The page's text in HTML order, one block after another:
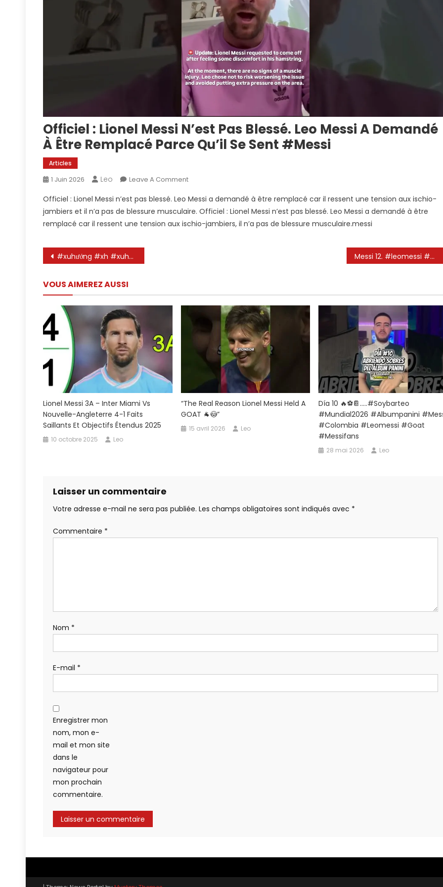
Officiel : Lionel Messi N’est Pas Blessé. Leo Messi A Demandé
À Être Remplacé Parce Qu’il Se Sent #messi
Articles
1 Juin 2026 Leo Leave A CommentOn
:
Lionel
Messi
A
Demandé
Parce
#messi
Officiel : Lionel Messi n’est pas blessé. Leo Messi a demandé à être remplacé car il ressent une tension aux ischio-
jambiers et il n’a pas de blessure musculaire. Officiel : Lionel Messi n’est pas blessé. Leo Messi a demandé à être
remplacé car il ressent une tension aux ischio-jambiers, il n’a pas de blessure musculaire.messi
Navigation
l’article
#xuhướng #xh #xuhuongyoutube #football #bongda #leo #leomessi #messi Messi 12. #leomessi #messi #argentina #lionelmessi #psg #fcbarcelona #barça #barca #futbol
VOUS AIMEREZ AUSSI
Lionel Messi 3A – Inter Miami Vs
Nouvelle-Angleterre 4-1 Faits
Saillants Et Objectifs Étendus 2025
10 octobre 2025 Leo
“The Real Reason Lionel Messi Held A
GOAT 🐐😳”
15 avril 2026 Leo
Día 10 🔥⚽️📔…..#soybarteo
#mundial2026 #albumpanini
#colombia #leomessi #goat
#messifans
28 mai 2026 Leo
Laisser un commentaire
Votre adresse e-mail ne sera pas publiée. Les champs obligatoires sont indiqués avec *
Commentaire *
Nom *
E-mail *
Enregistrer mon
nom, mon e-
mail et mon site
dans le
navigateur pour
mon prochain
commentaire.